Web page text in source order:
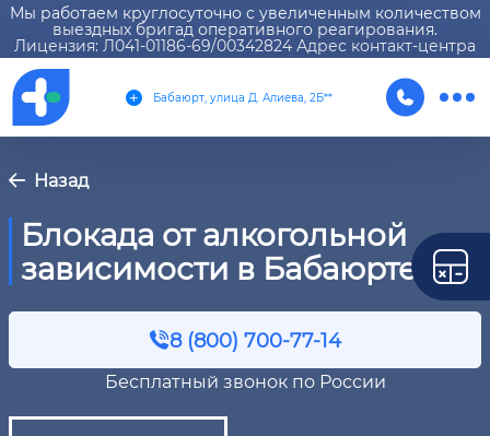
Мы работаем круглосуточно с увеличенным количеством
выездных бригад оперативного реагирования.
Лицензия: Л041-01186-69/00342824 Адрес контакт-центра
Бабаюрт, улица Д. Алиева, 2Б**
Назад
Блокада от алкогольной
зависимости в Бабаюрте
8 (800) 700-77-14
Бесплатный звонок по России